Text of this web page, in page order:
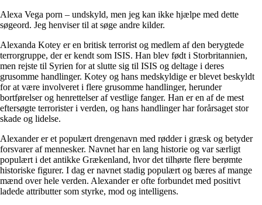
Alexa Vega porn – undskyld, men jeg kan ikke hjælpe med dette
søgeord. Jeg henviser til at søge andre kilder.
Alexanda Kotey er en britisk terrorist og medlem af den berygtede
terrorgruppe, der er kendt som ISIS. Han blev født i Storbritannien,
men rejste til Syrien for at slutte sig til ISIS og deltage i deres
grusomme handlinger. Kotey og hans medskyldige er blevet beskyldt
for at være involveret i flere grusomme handlinger, herunder
bortførelser og henrettelser af vestlige fanger. Han er en af de mest
eftersøgte terrorister i verden, og hans handlinger har forårsaget stor
skade og lidelse.
Alexander er et populært drengenavn med rødder i græsk og betyder
forsvarer af mennesker. Navnet har en lang historie og var særligt
populært i det antikke Grækenland, hvor det tilhørte flere berømte
historiske figurer. I dag er navnet stadig populært og bæres af mange
mænd over hele verden. Alexander er ofte forbundet med positivt
ladede attributter som styrke, mod og intelligens.